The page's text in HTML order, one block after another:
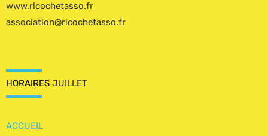
www.ricochetasso.fr
association@ricochetasso.fr
HORAIRES JUILLET
ACCUEIL